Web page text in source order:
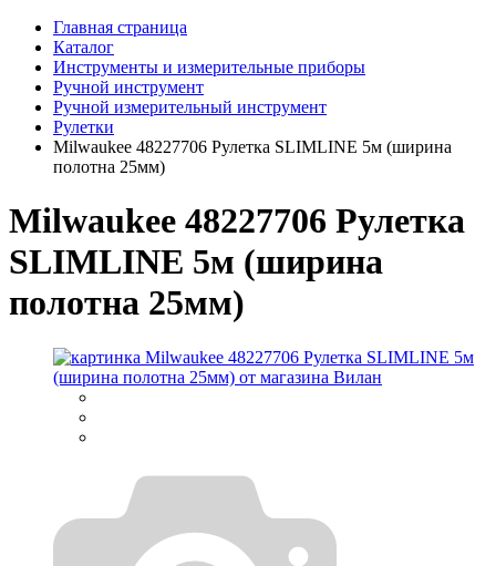
Главная страница
Каталог
Инструменты и измерительные приборы
Ручной инструмент
Ручной измерительный инструмент
Рулетки
Milwaukee 48227706 Рулетка SLIMLINE 5м (ширина
полотна 25мм)
Milwaukee 48227706 Рулетка
SLIMLINE 5м (ширина
полотна 25мм)